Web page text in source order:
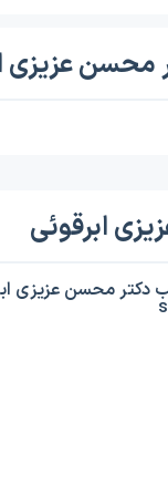
محسن عزیزی
ابرقوئی
دکتر محسن عزیزی